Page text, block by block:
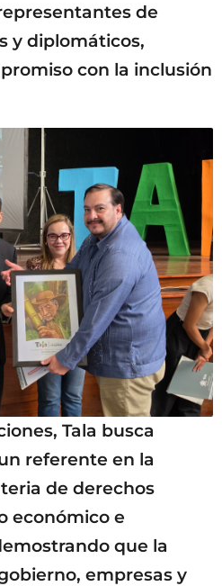
de
y diplomáticos,
con la inclusión
Tala busca
referente en la
de derechos
económico e
que la
empresas y